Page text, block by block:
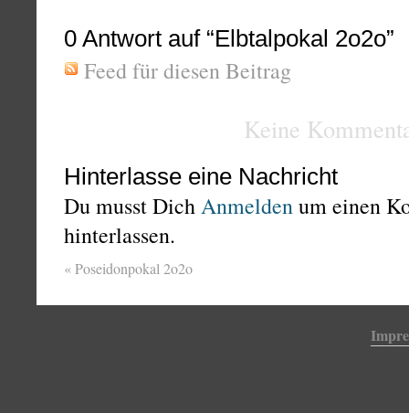
0 Antwort auf “Elbtalpokal 2o2o”
Feed für diesen Beitrag
Keine
Hinterlasse eine Nachricht
Du musst DichAnmeldenum einen
hinterlassen.
«Poseidonpokal 2o2o